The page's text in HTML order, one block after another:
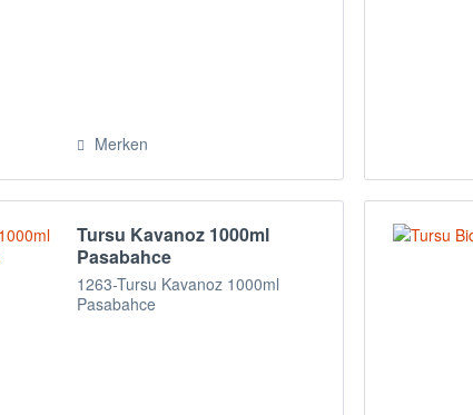
Merken
Tursu Kavanoz 1000ml
Pasabahce
1263-Tursu Kavanoz 1000ml
Pasabahce